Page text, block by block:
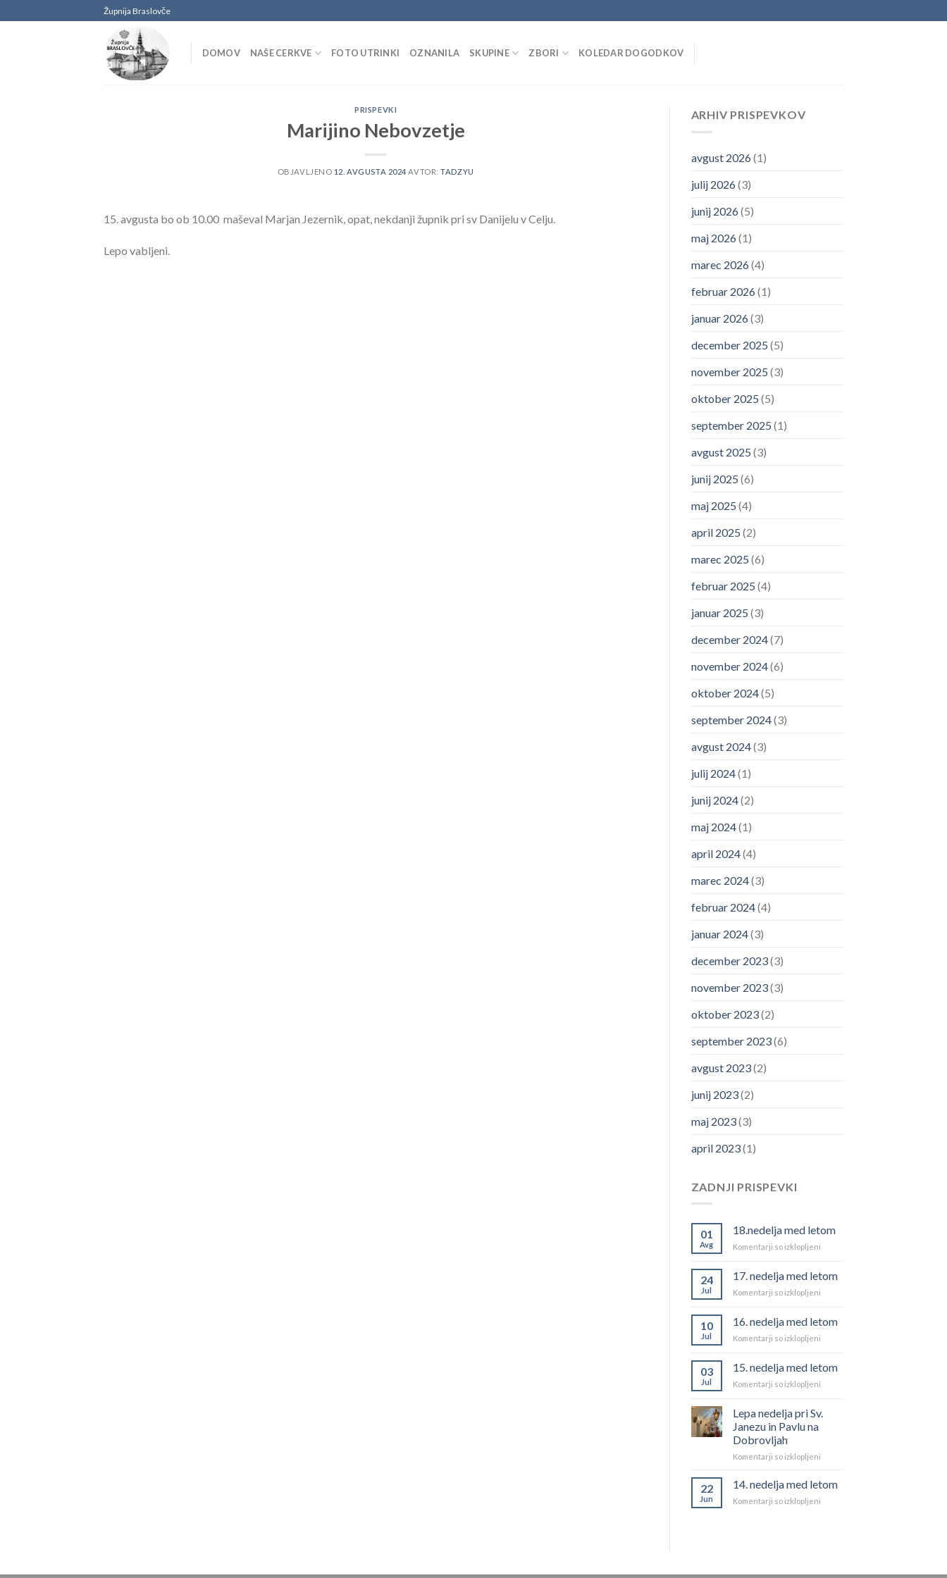
na
Župnija Braslovče
DOMOV NAŠE CERKVE FOTO UTRINKI OZNANILA SKUPINE ZBORI KOLEDAR DOGODKOV
PRISPEVKI
Marijino Nebovzetje
OBJAVLJENO 12. AVGUSTA 2024 AVTOR:TADZYU
15. avgusta bo ob 10.00 maševal Marjan Jezernik, opat, nekdanji župnik pri sv Danijelu v Celju.
Lepo vabljeni.
ARHIV PRISPEVKOV
avgust 2026(1)
julij 2026(3)
junij 2026(5)
maj 2026(1)
marec 2026(4)
februar 2026(1)
januar 2026(3)
december 2025 (5)
november 2025 (3)
oktober 2025 (5)
september 2025 (1)
avgust 2025 (3)
junij 2025 (6)
maj 2025 (4)
april 2025 (2)
marec 2025 (6)
februar 2025 (4)
januar 2025 (3)
december 2024(7)
november 2024(6)
oktober 2024(5)
september 2024(3)
avgust 2024(3)
julij 2024(1)
junij 2024(2)
maj 2024(1)
april 2024(4)
marec 2024(3)
februar 2024(4)
januar 2024(3)
december 2023(3)
november 2023(3)
oktober 2023(2)
september 2023(6)
avgust 2023(2)
junij 2023(2)
maj 2023(3)
april 2023(1)
ZADNJI PRISPEVKI
01
Avg
18.nedelja med letom
Komentarji so izklopljeniza
letom
24
Jul
17. nedelja med letom
Komentarji so izklopljeniza
med
letom
10
Jul
16. nedelja med letom
Komentarji so izklopljeniza
med
letom
03
Jul
15. nedelja med letom
Komentarji so izklopljeniza
med
Lepa nedelja pri Sv.
Janezu in Pavlu na
Dobrovljah
Komentarji so izklopljeniza
nedelja
Sv.
22
Jun
14. nedelja med letom
Komentarji so izklopljeniza